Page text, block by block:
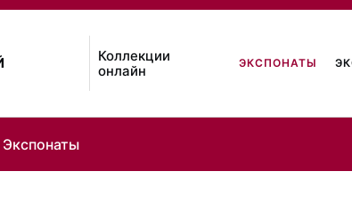
Коллекции
онлайн
ЭКСПОНАТЫ
Экспонаты